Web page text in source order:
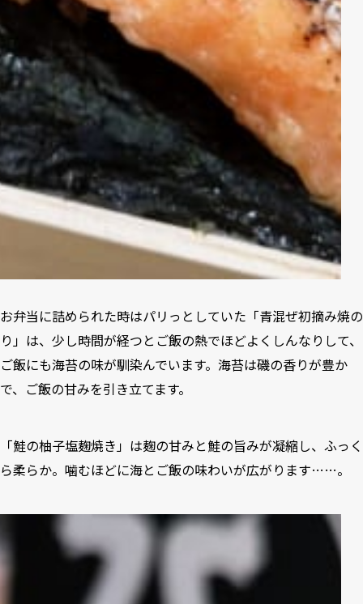
お弁当に詰められた時はパリっとしていた「青混ぜ初摘み焼の
り」は、少し時間が経つとご飯の熱でほどよくしんなりして、
ご飯にも海苔の味が馴染んでいます。海苔は磯の香りが豊か
で、ご飯の甘みを引き立てます。
「鮭の柚子塩麹焼き」は麹の甘みと鮭の旨みが凝縮し、ふっく
ら柔らか。噛むほどに海とご飯の味わいが広がります……。